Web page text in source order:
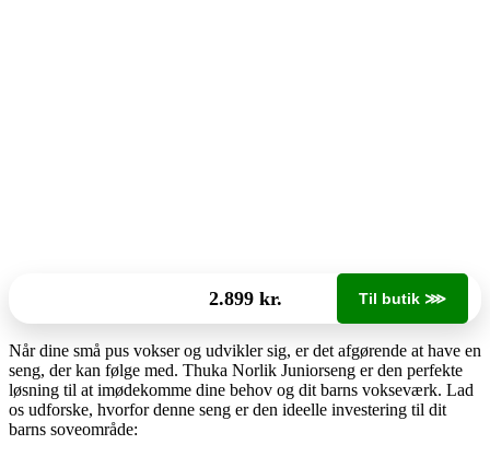
2.899 kr. Til butik ⋙
Når dine små pus vokser og udvikler sig, er det afgørende at have en
seng, der kan følge med. Thuka Norlik Juniorseng er den perfekte
løsning til at imødekomme dine behov og dit barns vokseværk. Lad
os udforske, hvorfor denne seng er den ideelle investering til dit
barns soveområde: